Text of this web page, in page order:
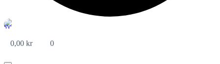
0,00 kr 0